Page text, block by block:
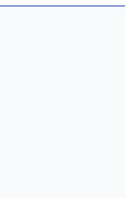
teknik